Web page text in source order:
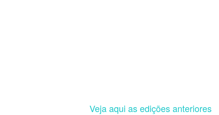
Veja aqui as edições anteriores